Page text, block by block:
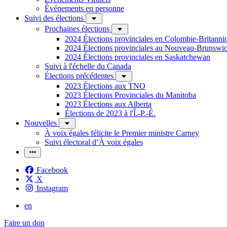
Événements en personne
Suivi des élections
Prochaines élections
2024 Élections provinciales en Colombie-
2024 Élections provinciales au Nouveau-
2024 Élections provinciales en Saskatchewan
Suivi à l'échelle du Canada
Élections précédentes
2023 Élections aux TNO
2023 Élections Provinciales du Manitoba
2023 Élections aux Alberta
Élections de 2023 à l'Î.-P.-É.
Nouvelles
À voix égales félicite le Premier ministre Carney
Suivi électoral d’À voix égales
Facebook
X
Instagram
en
Faire un don